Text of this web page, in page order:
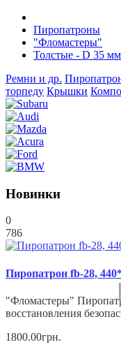
Пиропатроны
"Фломастеры"
Толстые - D 35 мм
Ремни и др.
торпеду Крышки
Новинки
0
786
Пиропатрон fb-28,
"Фломастеры"
восстановления
1800.00грн.